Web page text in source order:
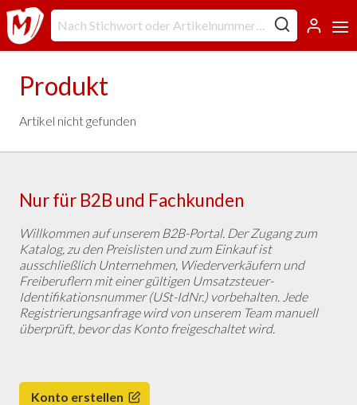
Produkt
Artikel nicht gefunden
Nur für B2B und Fachkunden
Willkommen auf unserem B2B-Portal. Der Zugang zum
Katalog, zu den Preislisten und zum Einkauf ist
ausschließlich Unternehmen, Wiederverkäufern und
Freiberuflern mit einer gültigen Umsatzsteuer-
Identifikationsnummer (USt-IdNr.) vorbehalten. Jede
Registrierungsanfrage wird von unserem Team manuell
überprüft, bevor das Konto freigeschaltet wird.
Konto erstellen